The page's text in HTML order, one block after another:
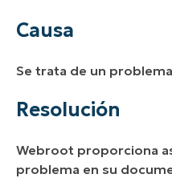
Causa
Se trata de un
Resolución
Webroot proporciona
problema en su